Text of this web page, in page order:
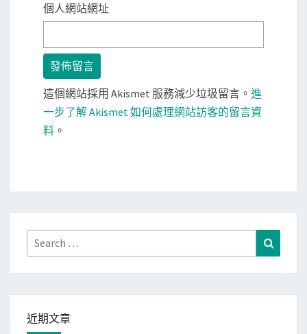
個人網站網址
這個網站採用 Akismet 服務減少垃圾留言。 進
一步了解 Akismet 如何處理網站訪客的留言資
料 。
Search
for:
近期文章